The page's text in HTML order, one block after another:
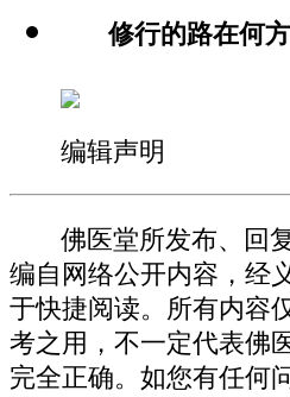
修行的路在何方
编辑声明
佛医堂所发布、回
编自网络公开内容，经
于快捷阅读。所有内容
考之用，不一定代表佛
完全正确。如您有任何